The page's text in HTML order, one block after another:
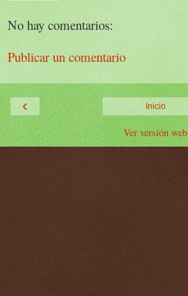
No hay comentarios:
Publicar un comentario
‹ Inicio
Ver versión web